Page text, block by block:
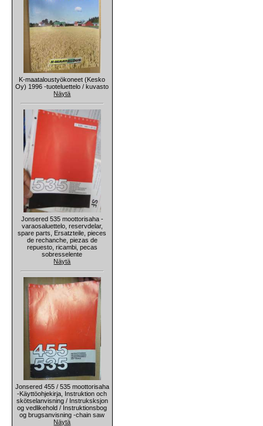
K-maataloustyökoneet (Kesko
Oy) 1996 -tuoteluettelo / kuvasto
Näytä
Jonsered 535 moottorisaha -
varaosaluettelo, reservdelar,
spare parts, Ersatzteile, pieces
de rechanche, piezas de
repuesto, ricambi, pecas
sobresselente
Näytä
Jonsered 455 / 535 moottorisaha
-Käyttöohjekirja, Instruktion och
skötselanvisning / Instruksksjon
og vedlikehold / Instruktionsbog
og brugsanvisning -chain saw
Näytä